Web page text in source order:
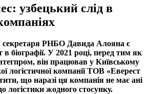
узбецький слід в
секретаря РНБО Давида Алояна є
біографії. У 2021 році, перед тим як
він працював у Київському
логістичної компанії ТОВ «Еверест
що наразі ця компанія не має ані
логістики жодного стосунку.